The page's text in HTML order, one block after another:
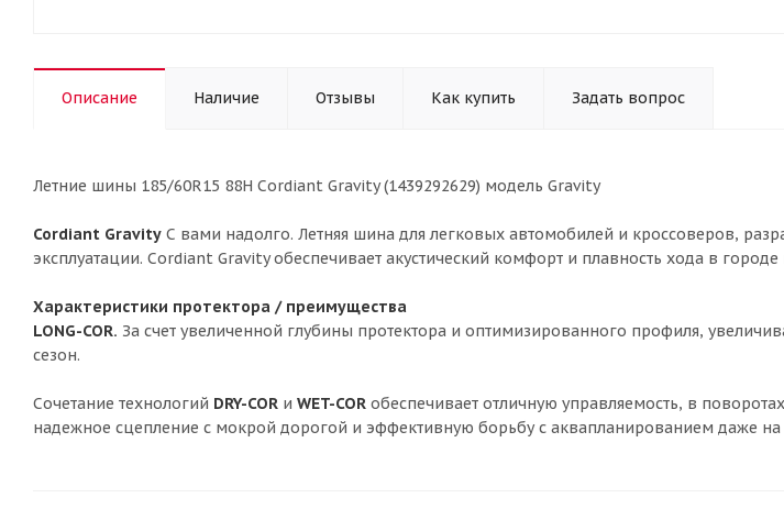
Описание Наличие Отзывы Как купить Задать вопрос
Летние шины 185/60R15 88H Cordiant Gravity (1439292629) модель Gravity
Cordiant Gravity С вами надолго. Летняя шина для легковых автомобилей и кроссоверов,
эксплуатации. Cordiant Gravity обеспечивает акустический комфорт и плавность хода в
Характеристики протектора / преимущества
LONG-COR. За счет увеличенной глубины протектора и оптимизированного профиля,
сезон.
Сочетание технологий DRY-COR и WET-COR обеспечивает отличную управляемость, в
надежное сцепление с мокрой дорогой и эффективную борьбу с аквапланированием даже на